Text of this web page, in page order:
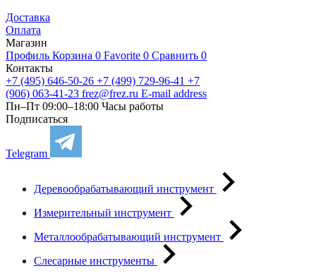
Доставка
Оплата
Магазин
Профиль Корзина 0 Favorite 0 Сравнить 0
Контакты
+7 (495) 646-50-26 +7 (499) 729-96-41 +7
(906) 063-41-23 frez@frez.ru E-mail address
Пн–Пт 09:00–18:00 Часы работы
Подписаться
Telegram
Деревообрабатывающий инструмент
Измерительный инструмент
Металлообрабатывающий инструмент
Слесарные инструменты